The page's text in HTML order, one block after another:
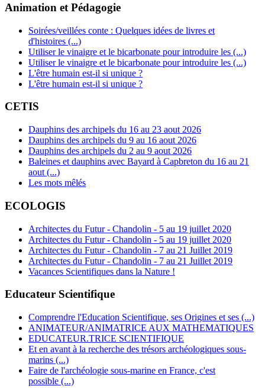
Animation et Pédagogie
Soirées/veillées conte : Quelques idées de livres et
d'histoires (...)
Utiliser le vinaigre et le bicarbonate pour introduire les (...)
Utiliser le vinaigre et le bicarbonate pour introduire les (...)
L'être humain est-il si unique ?
L'être humain est-il si unique ?
CETIS
Dauphins des archipels du 16 au 23 aout 2026
Dauphins des archipels du 9 au 16 aout 2026
Dauphins des archipels du 2 au 9 aout 2026
Baleines et dauphins avec Bayard à Capbreton du 16 au 21
aout (...)
Les mots mêlés
ECOLOGIS
Architectes du Futur - Chandolin - 5 au 19 juillet 2020
Architectes du Futur - Chandolin - 5 au 19 juillet 2020
Architectes du Futur - Chandolin - 7 au 21 Juillet 2019
Architectes du Futur - Chandolin - 7 au 21 Juillet 2019
Vacances Scientifiques dans la Nature !
Educateur Scientifique
Comprendre l'Education Scientifique, ses Origines et ses (...)
ANIMATEUR/ANIMATRICE AUX MATHEMATIQUES
EDUCATEUR.TRICE SCIENTIFIQUE
Et en avant à la recherche des trésors archéologiques sous-
marins (...)
Faire de l'archéologie sous-marine en France, c'est
possible (...)